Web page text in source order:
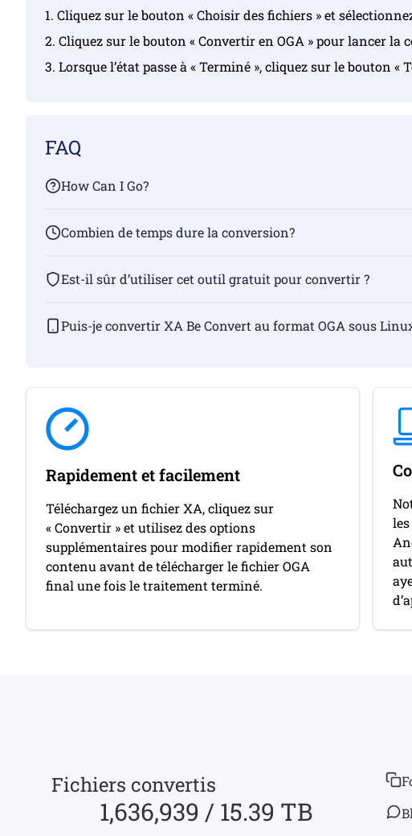
1. Cliquez sur le bouton « Choisir des fichiers » et
2. Cliquez sur le bouton « Convertir en OGA » pour lancer la
3. Lorsque l’état passe à « Terminé », cliquez sur le bouton «
FAQ
How Can I Go?
Combien de temps dure la conversion?
Est-il sûr d’utiliser cet outil gratuit pour convertir ?
Puis-je convertir XA Be Convert au format OGA sous
Rapidement et facilement
Téléchargez un fichier XA, cliquez sur
« Convertir » et utilisez des options
supplémentaires pour modifier rapidement son
contenu avant de télécharger le fichier OGA
final une fois le traitement terminé.
Fichiers convertis
1,636,939 / 15.39 TB